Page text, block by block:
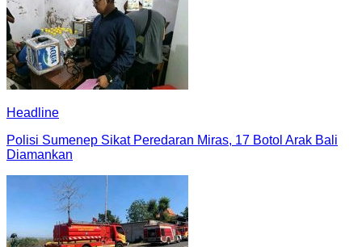
Headline
Polisi Sumenep Sikat Peredaran Miras, 17 Botol Arak Bali
Diamankan